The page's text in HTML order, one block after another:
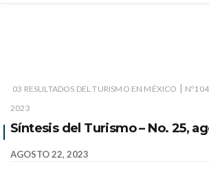
03 RESULTADOS DEL TURISMO EN MÉXICO |
2023
Síntesis del Turismo – No. 25,
AGOSTO 22, 2023